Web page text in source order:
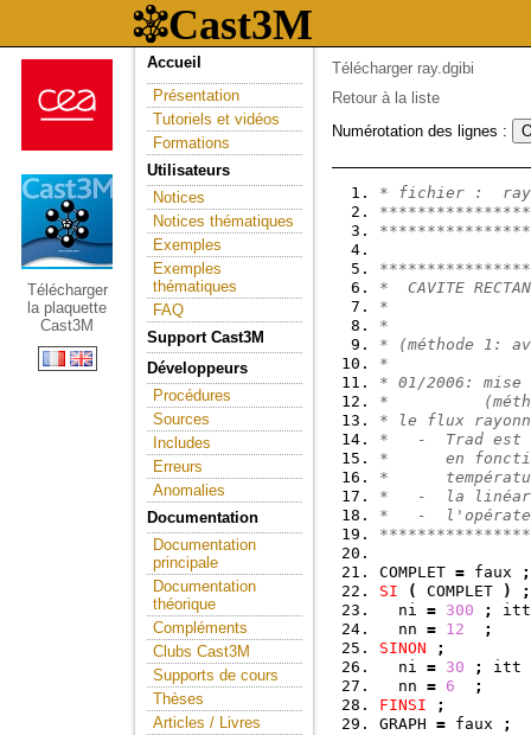
Télécharger
la plaquette
Cast3M
Accueil
Présentation
Tutoriels et vidéos
Formations
Utilisateurs
Notices
Notices thématiques
Exemples
Exemples
thématiques
FAQ
Support Cast3M
Développeurs
Procédures
Sources
Includes
Erreurs
Anomalies
Documentation
Documentation
principale
Documentation
théorique
Compléments
Clubs Cast3M
Supports de cours
Thèses
Articles / Livres
Télécharger ray.dgibi
Retour à la liste
Numérotation des lignes :
* fichier :
*  CAVITE
*
*
* (méthode 1:
*
* 01/2006: mise
*
* le flux
*   -  Trad est
*      en
*
*   -  la
*   -
COMPLET = faux
;
SI
( COMPLET )
;
  ni
= 300 ;
  nn
= 12
;
SINON
;
  ni
= 30 ;
itt
  nn
= 6
;
FINSI
;
GRAPH = faux ;